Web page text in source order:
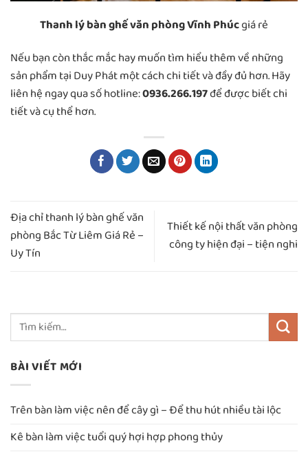
Thanh lý bàn ghế văn phòng Vĩnh Phúcgiá rẻ
Nếu bạn còn thắc mắc hay muốn tìm hiểu thêm về những
sản phẩm tại Duy Phát một cách chi tiết và đầy đủ hơn. Hãy
liên hệ ngay qua số hotline:0936.266.197để được biết chi
tiết và cụ thể hơn.
Địa chỉ thanh lý bàn ghế văn
phòng Bắc Từ Liêm Giá Rẻ –
Uy Tín
Thiết kế nội thất văn phòng
công ty hiện đại – tiện nghi
BÀI VIẾT MỚI
Trên bàn làm việc nên để cây gì – Để thu hút nhiều tài lộc
Kê bàn làm việc tuổi quý hợi hợp phong thủy